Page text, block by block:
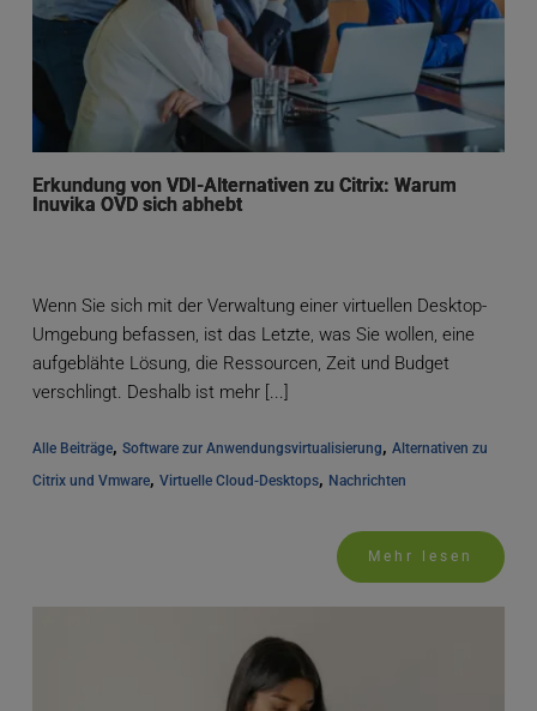
Erkundung von VDI-Alternativen zu Citrix: Warum
Inuvika OVD sich abhebt
Wenn Sie sich mit der Verwaltung einer virtuellen Desktop-
Umgebung befassen, ist das Letzte, was Sie wollen, eine
aufgeblähte Lösung, die Ressourcen, Zeit und Budget
verschlingt. Deshalb ist mehr [...]
Alle Beiträge, Software zur Anwendungsvirtualisierung, Alternativen zu
Citrix und Vmware, Virtuelle Cloud-Desktops, Nachrichten
Mehr lesen